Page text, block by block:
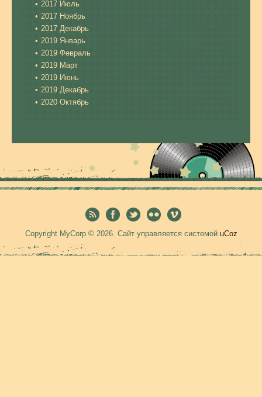
2017 Июль
2017 Ноябрь
2017 Декабрь
2019 Январь
2019 Февраль
2019 Март
2019 Июнь
2019 Декабрь
2020 Октябрь
Copyright MyCorp © 2026. Сайт управляется системой uCoz